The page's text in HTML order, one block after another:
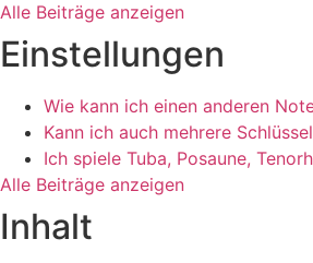
Alle Beiträge anzeigen
Einstellungen
Wie kann ich einen anderen
Kann ich auch mehrere
Ich spiele Tuba, Posaune,
Alle Beiträge anzeigen
Inhalt